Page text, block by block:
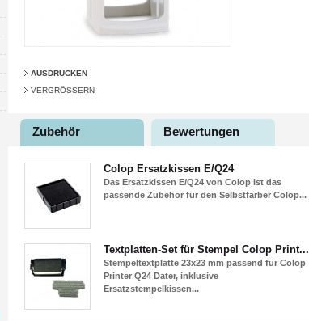
AUSDRUCKEN
VERGRÖSSERN
Zubehör Bewertungen
Colop Ersatzkissen E/Q24
Das Ersatzkissen E/Q24 von Colop ist das
passende Zubehör für den Selbstfärber Colop...
Textplatten-Set für Stempel Colop Print...
Stempeltextplatte 23x23 mm passend für Colop
Printer Q24 Dater, inklusive
Ersatzstempelkissen...